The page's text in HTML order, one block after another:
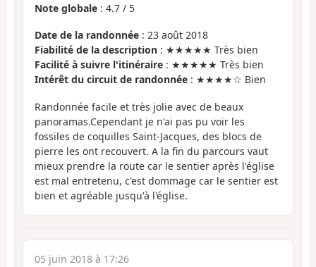
Note globale : 4.7 / 5
Date de la randonnée : 23 août 2018
Fiabilité de la description : ★★★★★ Très bien
Facilité à suivre l'itinéraire : ★★★★★ Très bien
Intérêt du circuit de randonnée : ★★★★☆ Bien
Randonnée facile et très jolie avec de beaux
panoramas.Cependant je n'ai pas pu voir les
fossiles de coquilles Saint-Jacques, des blocs de
pierre les ont recouvert. A la fin du parcours vaut
mieux prendre la route car le sentier après l'église
est mal entretenu, c'est dommage car le sentier est
bien et agréable jusqu'à l'église.
05 juin 2018 à 17:26